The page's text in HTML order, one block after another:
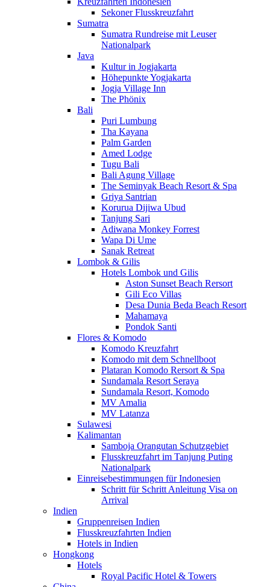
Sekoner Flusskreuzfahrt
Sumatra
Sumatra Rundreise mit Leuser
Nationalpark
Java
Kultur in Jogjakarta
Höhepunkte Yogjakarta
Jogja Village Inn
The Phönix
Bali
Puri Lumbung
Tha Kayana
Palm Garden
Amed Lodge
Tugu Bali
Bali Agung Village
The Seminyak Beach Resort & Spa
Griya Santrian
Korurua Dijiwa Ubud
Tanjung Sari
Adiwana Monkey Forrest
Wapa Di Ume
Sanak Retreat
Lombok & Gilis
Hotels Lombok und Gilis
Aston Sunset Beach Rersort
Gili Eco Villas
Desa Dunia Beda Beach Resort
Mahamaya
Pondok Santi
Flores & Komodo
Komodo Kreuzfahrt
Komodo mit dem Schnellboot
Plataran Komodo Rersort & Spa
Sundamala Resort Seraya
Sundamala Resort, Komodo
MV Amalia
MV Latanza
Sulawesi
Kalimantan
Samboja Orangutan Schutzgebiet
Flusskreuzfahrt im Tanjung Puting
Nationalpark
Einreisebestimmungen für Indonesien
Schritt für Schritt Anleitung Visa on
Arrival
Indien
Gruppenreisen Indien
Flusskreuzfahrten Indien
Hotels in Indien
Hongkong
Hotels
Royal Pacific Hotel & Towers